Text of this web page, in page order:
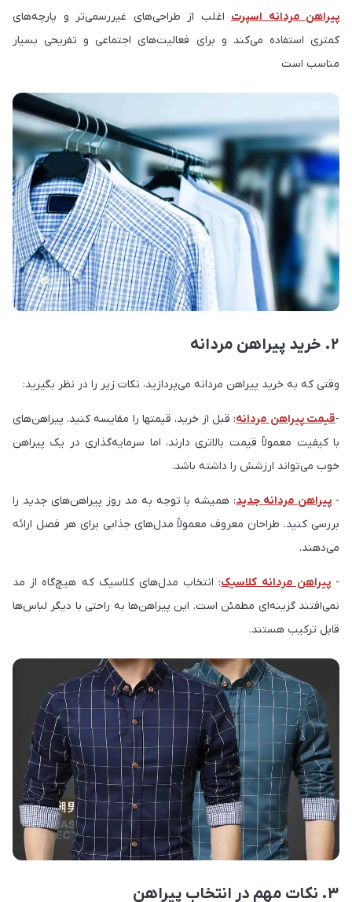
پیراهن مردانه اسپرت اغلب از طراحی‌های غیررسمی‌تر و پارچه‌های
کمتری استفاده می‌کند و برای فعالیت‌های اجتماعی و تفریحی بسیار
مناسب است
وقتی که به خرید پیراهن مردانه می‌پردازید، نکات زیر را در نظر بگیرید:
-قیمت پیراهن مردانه: قبل از خرید، قیمتها را مقایسه کنید. پیراهن‌های
با کیفیت معمولاً قیمت بالاتری دارند، اما سرمایه‌گذاری در یک پیراهن
خوب می‌تواند ارزشش را داشته باشد.
- پیراهن مردانه جدید: همیشه با توجه به مد روز پیراهن‌های جدید را
بررسی کنید. طراحان معروف معمولاً مدل‌های جذابی برای هر فصل ارائه
می‌دهند.
-پیراهن مردانه کلاسیک: انتخاب مدل‌های کلاسیک که هیچ‌گاه از مد
نمی‌افتند گزینه‌ای مطمئن است. این پیراهن‌ها به راحتی با دیگر لباس‌ها
قابل ترکیب هستند.